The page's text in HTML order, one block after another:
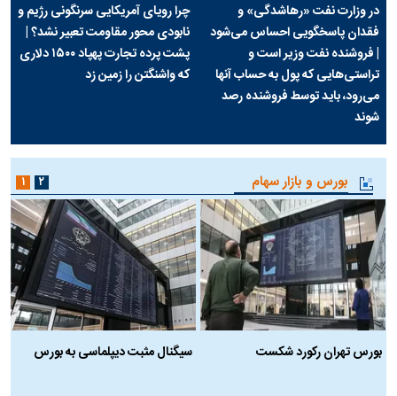
در وزارت نفت «رهاشدگی» و
فقدان پاسخگویی احساس می‌شود
| فروشنده نفت وزیر است و
تراستی‌هایی که پول به حساب آنها
می‌رود، باید توسط فروشنده رصد
شوند
چرا رویای آمریکایی سرنگونی رژیم و
نابودی محور مقاومت تعبیر نشد؟ |
پشت پرده تجارت پهپاد‌ ۱۵۰۰ دلاری
که واشنگتن را زمین زد
بورس و بازار سهام
بورس تهران رکورد شکست
سیگنال مثبت دیپلماسی به بورس
۱ ۲